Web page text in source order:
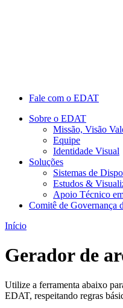
Fale com o EDAT
Sobre o EDAT
Missão, Visão
Equipe
Identidade Visual
Soluções
Sistemas de
Estudos &
Apoio Técnico
Comitê de Governança
Início
Gerador de
Utilize a ferramenta abaixo
EDAT, respeitando regras